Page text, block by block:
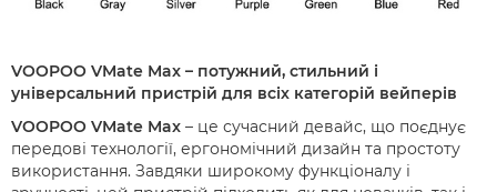
VOOPOO VMate Max – потужний, стильний і
універсальний пристрій для всіх категорій вейперів
VOOPOO VMate Max – це сучасний девайс, що поєднує
передові технології, ергономічний дизайн та простоту
використання. Завдяки широкому функціоналу і